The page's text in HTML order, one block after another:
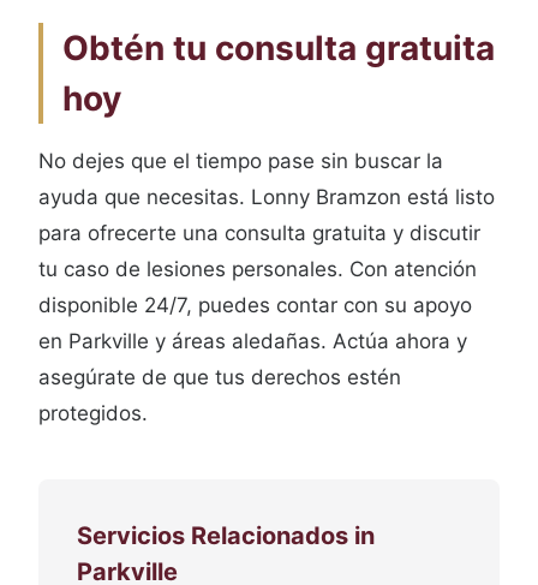
Obtén tu consulta gratuita
hoy
No dejes que el tiempo pase sin buscar la
ayuda que necesitas. Lonny Bramzon está listo
para ofrecerte una consulta gratuita y discutir
tu caso de lesiones personales. Con atención
disponible 24/7, puedes contar con su apoyo
en Parkville y áreas aledañas. Actúa ahora y
asegúrate de que tus derechos estén
protegidos.
Servicios Relacionados in
Parkville